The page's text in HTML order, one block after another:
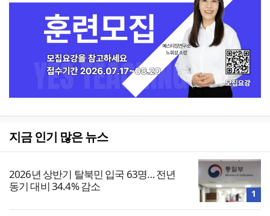
지금 인기 많은 뉴스
2026년 상반기 탈북민 입국 63명… 전년
동기 대비 34.4% 감소
1